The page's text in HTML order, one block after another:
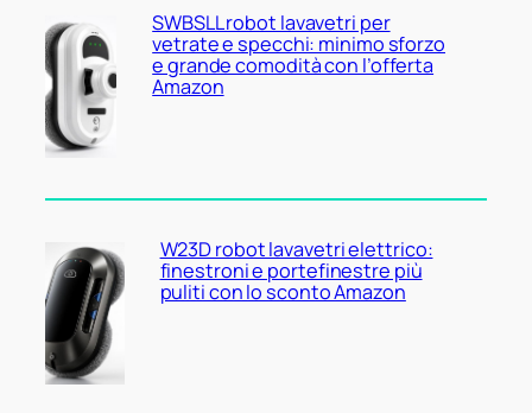
SWBSLL robot lavavetri per
vetrate e specchi: minimo sforzo
e grande comodità con l’offerta
Amazon
W23D robot lavavetri elettrico:
finestroni e portefinestre più
puliti con lo sconto Amazon